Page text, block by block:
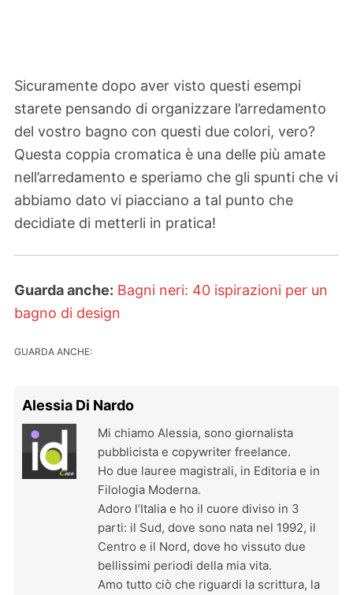
Sicuramente dopo aver visto questi esempi
starete pensando di organizzare l’arredamento
del vostro bagno con questi due colori, vero?
Questa coppia cromatica è una delle più amate
nell’arredamento e speriamo che gli spunti che vi
abbiamo dato vi piacciano a tal punto che
decidiate di metterli in pratica!
Guarda anche: Bagni neri: 40 ispirazioni per un
bagno di design
GUARDA ANCHE:
Alessia Di Nardo
Mi chiamo Alessia, sono giornalista
pubblicista e copywriter freelance.
Ho due lauree magistrali, in Editoria e in
Filologia Moderna.
Adoro l’Italia e ho il cuore diviso in 3
parti: il Sud, dove sono nata nel 1992, il
Centro e il Nord, dove ho vissuto due
bellissimi periodi della mia vita.
Amo tutto ciò che riguardi la scrittura, la